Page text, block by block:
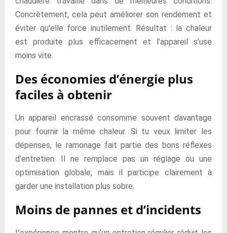
Concrètement, cela peut améliorer son rendement et
éviter qu’elle force inutilement. Résultat : la chaleur
est produite plus efficacement et l’appareil s’use
moins vite.
Des économies d’énergie plus
faciles à obtenir
Un appareil encrassé consomme souvent davantage
pour fournir la même chaleur. Si tu veux limiter les
dépenses, le ramonage fait partie des bons réflexes
d’entretien. Il ne remplace pas un réglage ou une
optimisation globale, mais il participe clairement à
garder une installation plus sobre.
Moins de pannes et d’incidents